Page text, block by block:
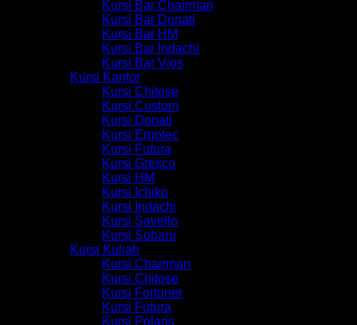
Kursi Bar Chairman
Kursi Bar Donati
Kursi Bar HM
Kursi Bar Indachi
Kursi Bar Vios
Kursi Kantor
Kursi Chitose
Kursi Custom
Kursi Donati
Kursi Ergotec
Kursi Futura
Kursi Gresco
Kursi HM
Kursi Ichiko
Kursi Indachi
Kursi Savello
Kursi Subaru
Kursi Kuliah
Kursi Chairman
Kursi Chitose
Kursi Fortuner
Kursi Futura
Kursi Polaris